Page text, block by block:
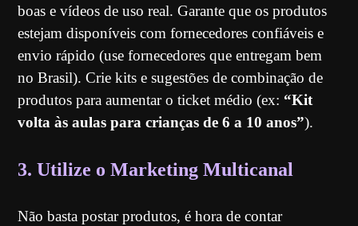
boas e vídeos de uso real. Garante que os produtos
estejam disponíveis com fornecedores confiáveis e
envio rápido (use fornecedores que entregam bem
no Brasil). Crie kits e sugestões de combinação de
produtos para aumentar o ticket médio (ex: “Kit
volta às aulas para crianças de 6 a 10 anos”).
3. Utilize o Marketing Multicanal
Não basta postar produtos, é hora de contar